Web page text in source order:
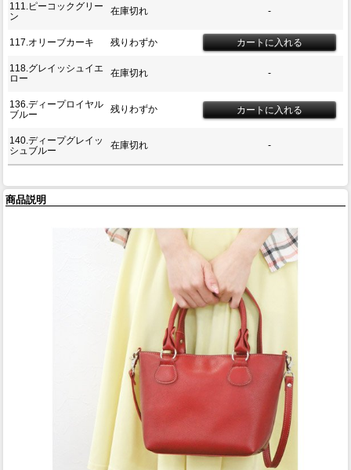
111.ピーコックグリー
ン
在庫切れ -
117.オリーブカーキ 残りわずか
118.グレイッシュイエ
ロー
在庫切れ -
136.ディープロイヤル
ブルー
残りわずか
140.ディープグレイッ
シュブルー
在庫切れ -
商品説明